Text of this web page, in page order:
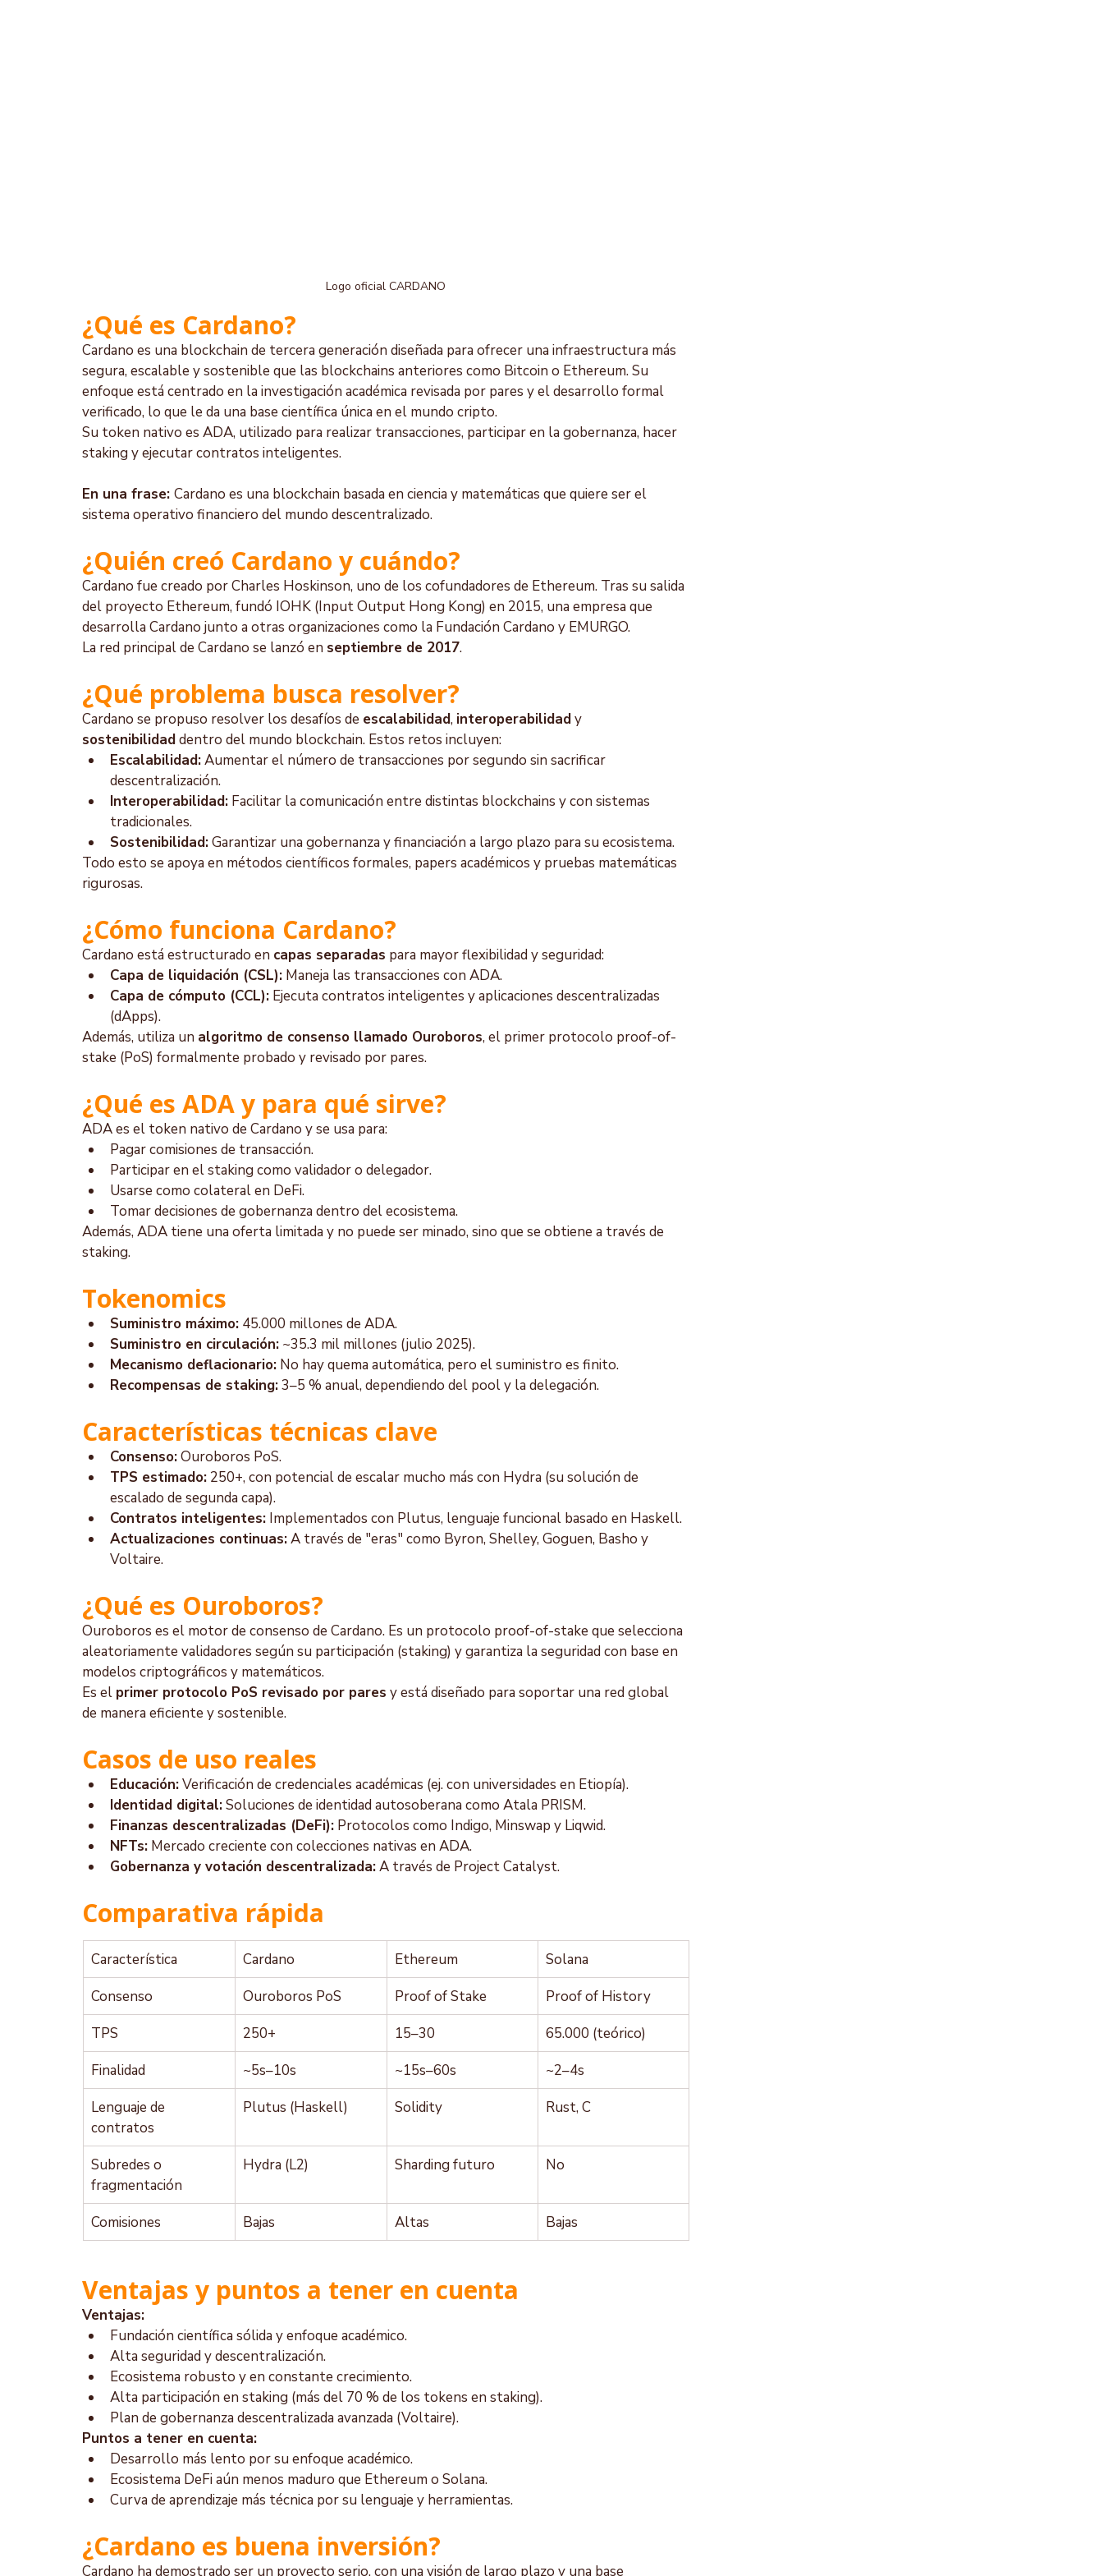
Logo oficial CARDANO
¿Qué es Cardano?
Cardano es una blockchain de tercera generación diseñada para ofrecer una infraestructura más
segura, escalable y sostenible que las blockchains anteriores como Bitcoin o Ethereum. Su
enfoque está centrado en la investigación académica revisada por pares y el desarrollo formal
verificado, lo que le da una base científica única en el mundo cripto.
Su token nativo es ADA, utilizado para realizar transacciones, participar en la gobernanza, hacer
staking y ejecutar contratos inteligentes.
En una frase: Cardano es una blockchain basada en ciencia y matemáticas que quiere ser el
sistema operativo financiero del mundo descentralizado.
¿Quién creó Cardano y cuándo?
Cardano fue creado por Charles Hoskinson, uno de los cofundadores de Ethereum. Tras su salida
del proyecto Ethereum, fundó IOHK (Input Output Hong Kong) en 2015, una empresa que
desarrolla Cardano junto a otras organizaciones como la Fundación Cardano y EMURGO.
La red principal de Cardano se lanzó en septiembre de 2017.
¿Qué problema busca resolver?
Cardano se propuso resolver los desafíos de escalabilidad, interoperabilidad y
sostenibilidad dentro del mundo blockchain. Estos retos incluyen:
Escalabilidad: Aumentar el número de transacciones por segundo sin sacrificar
descentralización.
Interoperabilidad: Facilitar la comunicación entre distintas blockchains y con sistemas
tradicionales.
Sostenibilidad: Garantizar una gobernanza y financiación a largo plazo para su ecosistema.
Todo esto se apoya en métodos científicos formales, papers académicos y pruebas matemáticas
rigurosas.
¿Cómo funciona Cardano?
Cardano está estructurado en capas separadas para mayor flexibilidad y seguridad:
Capa de liquidación (CSL): Maneja las transacciones con ADA.
Capa de cómputo (CCL): Ejecuta contratos inteligentes y aplicaciones descentralizadas
(dApps).
Además, utiliza un algoritmo de consenso llamado Ouroboros, el primer protocolo proof-of-
stake (PoS) formalmente probado y revisado por pares.
¿Qué es ADA y para qué sirve?
ADA es el token nativo de Cardano y se usa para:
Pagar comisiones de transacción.
Participar en el staking como validador o delegador.
Usarse como colateral en DeFi.
Tomar decisiones de gobernanza dentro del ecosistema.
Además, ADA tiene una oferta limitada y no puede ser minado, sino que se obtiene a través de
staking.
Tokenomics
Suministro máximo: 45.000 millones de ADA.
Suministro en circulación: ~35.3 mil millones (julio 2025).
Mecanismo deflacionario: No hay quema automática, pero el suministro es finito.
Recompensas de staking: 3–5 % anual, dependiendo del pool y la delegación.
Características técnicas clave
Consenso: Ouroboros PoS.
TPS estimado: 250+, con potencial de escalar mucho más con Hydra (su solución de
escalado de segunda capa).
Contratos inteligentes: Implementados con Plutus, lenguaje funcional basado en Haskell.
Actualizaciones continuas: A través de "eras" como Byron, Shelley, Goguen, Basho y
Voltaire.
¿Qué es Ouroboros?
Ouroboros es el motor de consenso de Cardano. Es un protocolo proof-of-stake que selecciona
aleatoriamente validadores según su participación (staking) y garantiza la seguridad con base en
modelos criptográficos y matemáticos.
Es el primer protocolo PoS revisado por pares y está diseñado para soportar una red global
de manera eficiente y sostenible.
Casos de uso reales
Educación: Verificación de credenciales académicas (ej. con universidades en Etiopía).
Identidad digital: Soluciones de identidad autosoberana como Atala PRISM.
Finanzas descentralizadas (DeFi): Protocolos como Indigo, Minswap y Liqwid.
NFTs: Mercado creciente con colecciones nativas en ADA.
Gobernanza y votación descentralizada: A través de Project Catalyst.
Comparativa rápida
Característica Cardano Ethereum
Solana
Consenso
Ouroboros PoS Proof of Stake
Proof of History
TPS
250+ 15–30
65.000 (teórico)
Finalidad
~5s–10s ~15s–60s
~2–4s
Lenguaje de
contratos
Plutus (Haskell) Solidity Rust, C
Subredes o
fragmentación
Hydra (L2) Sharding futuro No
Comisiones Bajas Altas Bajas
Ventajas y puntos a tener en cuenta
Ventajas:
Fundación científica sólida y enfoque académico.
Alta seguridad y descentralización.
Ecosistema robusto y en constante crecimiento.
Alta participación en staking (más del 70 % de los tokens en staking).
Plan de gobernanza descentralizada avanzada (Voltaire).
Puntos a tener en cuenta:
Desarrollo más lento por su enfoque académico.
Ecosistema DeFi aún menos maduro que Ethereum o Solana.
Curva de aprendizaje más técnica por su lenguaje y herramientas.
¿Cardano es buena inversión?
Cardano ha demostrado ser un proyecto serio, con una visión de largo plazo y una base